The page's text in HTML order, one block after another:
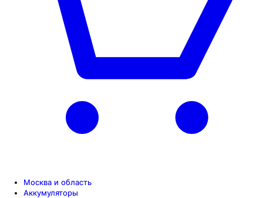
Москва и область
Аккумуляторы